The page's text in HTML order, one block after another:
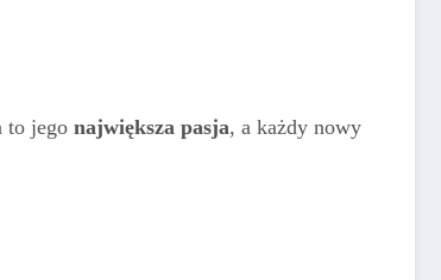
to jego największa pasja, a każdy nowy